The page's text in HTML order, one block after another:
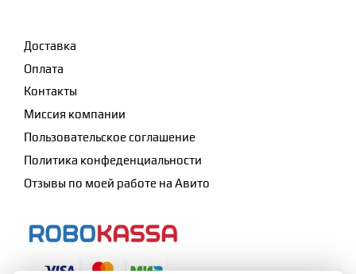
Доставка
Оплата
Контакты
Миссия компании
Пользовательское соглашение
Политика конфеденциальности
Отзывы по моей работе на Авито